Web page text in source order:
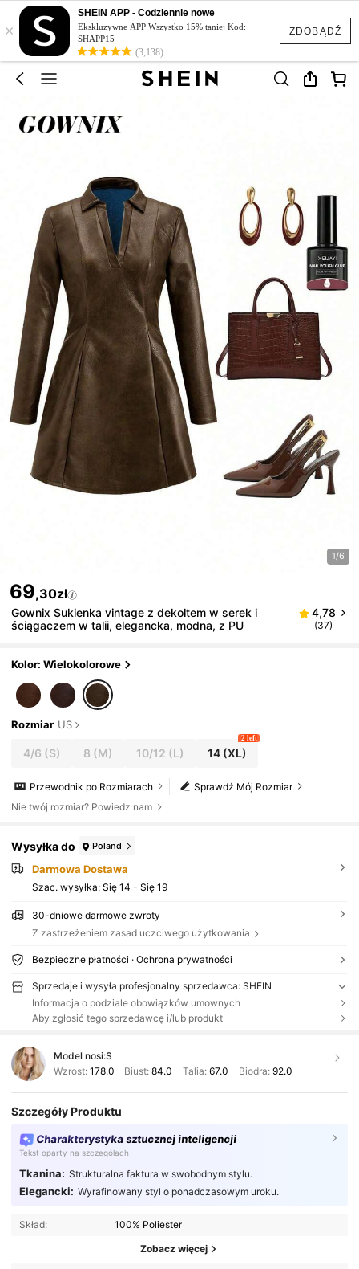
ZDOBĄDŹ
×
SHEIN APP - Codziennie nowe
Ekskluzywne APP Wszystko 15% taniej Kod:
SHAPP15
(3,138)
1/6
69,30zł
Gownix Sukienka vintage z dekoltem w serek i
ściągaczem w talii, elegancka, modna, z PU
4,78
(37)
Kolor: Wielokolorowe
Rozmiar US
4/6 (S) 8 (M) 10/12 (L) 14(XL)
2 left
Sprawdź Mój Rozmiar
Przewodnik po Rozmiarach
Nie twój rozmiar? Powiedz nam
Wysyłka do Poland
Darmowa Dostawa
Szac. wysyłka: Się 14 - Się 19
30-dniowe darmowe zwroty
Z zastrzeżeniem zasad uczciwego użytkowania
Bezpieczne płatności · Ochrona prywatności
Sprzedaje i wysyła profesjonalny sprzedawca: SHEIN
Informacja o podziale obowiązków umownych
Aby zgłosić tego sprzedawcę i/lub produkt
Model nosi:S
Wzrost: 178.0 Biust:84.0 Talia: 67.0 Biodra: 92.0
Szczegóły Produktu
Charakterystyka sztucznej inteligencji
Tekst oparty na szczegółach
Tkanina: Strukturalna faktura w swobodnym stylu.
Elegancki: Wyrafinowany styl o ponadczasowym uroku.
Skład: 100% Poliester
Zobacz więcej